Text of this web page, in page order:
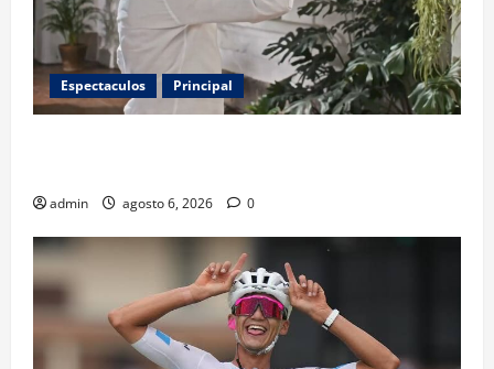
Espectaculos Principal
admin agosto 6, 2026 0